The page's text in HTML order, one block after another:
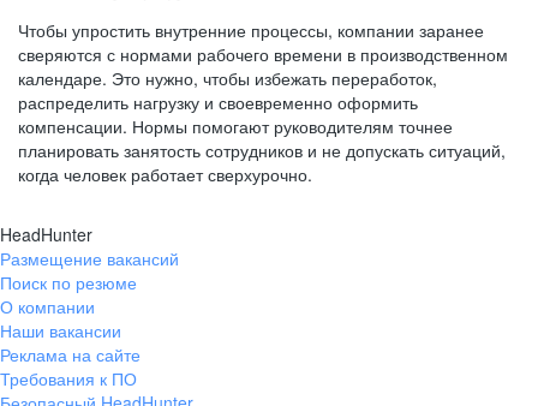
Чтобы упростить внутренние процессы, компании заранее
сверяются с нормами рабочего времени в производственном
календаре. Это нужно, чтобы избежать переработок,
распределить нагрузку и своевременно оформить
компенсации. Нормы помогают руководителям точнее
планировать занятость сотрудников и не допускать ситуаций,
когда человек работает сверхурочно.
HeadHunter
Размещение вакансий
Поиск по резюме
О компании
Наши вакансии
Реклама на сайте
Требования к ПО